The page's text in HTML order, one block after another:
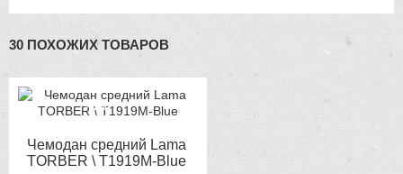
30 ПОХОЖИХ ТОВАРОВ
Чемодан средний Lama
TORBER \ T1919M-Blue
-12%